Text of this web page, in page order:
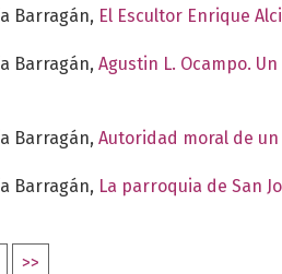
Barragán, El Escultor Enrique
Barragán, Agustin L. Ocampo.
Barragán, Autoridad moral de
Barragán, La parroquia de San
>>